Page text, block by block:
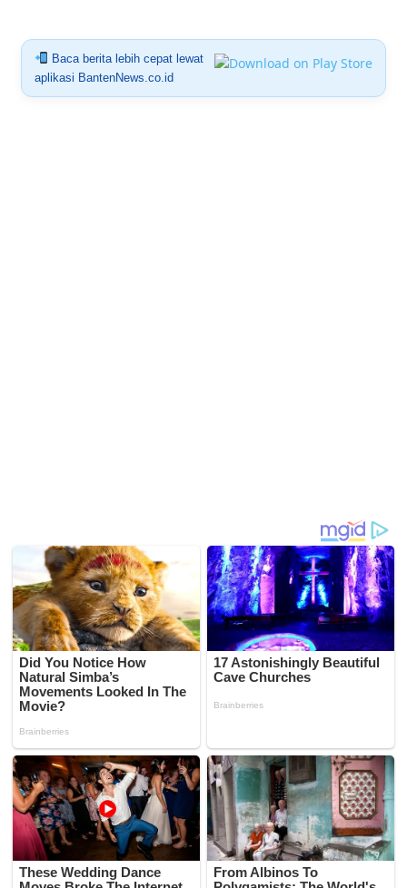
Baca berita lebih cepat lewat
aplikasi BantenNews.co.id